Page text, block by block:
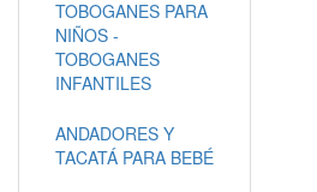
TOBOGANES PARA
NIÑOS -
TOBOGANES
INFANTILES
ANDADORES Y
TACATÁ PARA BEBÉ